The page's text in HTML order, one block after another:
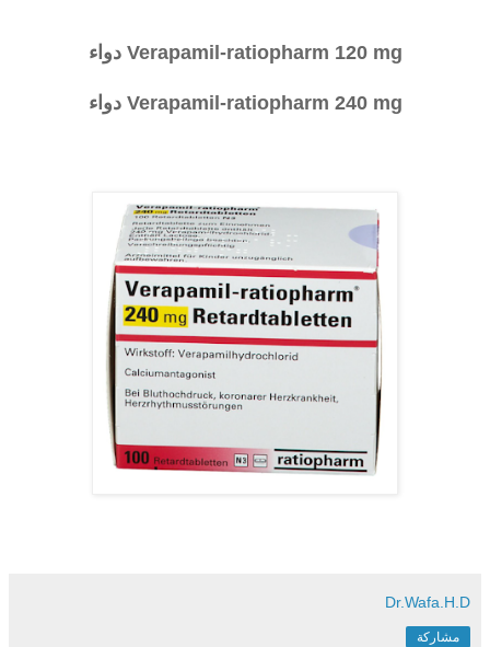
Verapamil-ratiopharm 120 mg دواء
Verapamil-ratiopharm 240 mg دواء
Dr.Wafa.H.D
مشاركة